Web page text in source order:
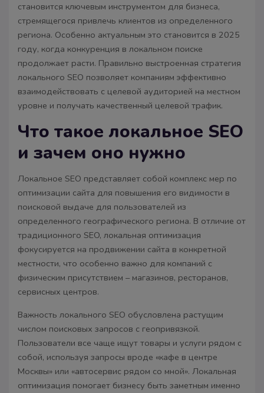
становится ключевым инструментом для бизнеса,
стремящегося привлечь клиентов из определенного
региона. Особенно актуальным это становится в 2025
году, когда конкуренция в локальном поиске
продолжает расти. Правильно выстроенная стратегия
локального SEO позволяет компаниям эффективно
взаимодействовать с целевой аудиторией на местном
уровне и получать качественный целевой трафик.
Что такое локальное SEO
и зачем оно нужно
Локальное SEO представляет собой комплекс мер по
оптимизации сайта для повышения его видимости в
поисковой выдаче для пользователей из
определенного географического региона. В отличие от
традиционного SEO, локальная оптимизация
фокусируется на продвижении сайта в конкретной
местности, что особенно важно для компаний с
физическим присутствием – магазинов, ресторанов,
сервисных центров.
Важность локального SEO обусловлена растущим
числом поисковых запросов с геопривязкой.
Пользователи все чаще ищут товары и услуги рядом с
собой, используя запросы вроде «кафе в центре
Москвы» или «автосервис рядом со мной». Локальная
оптимизация помогает бизнесу быть заметным именно